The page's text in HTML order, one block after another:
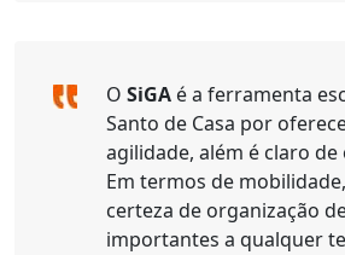
O SiGA é a ferramenta
Santo de Casa por
agilidade, além é claro de
Em termos de
certeza de organização
importantes a qualquer